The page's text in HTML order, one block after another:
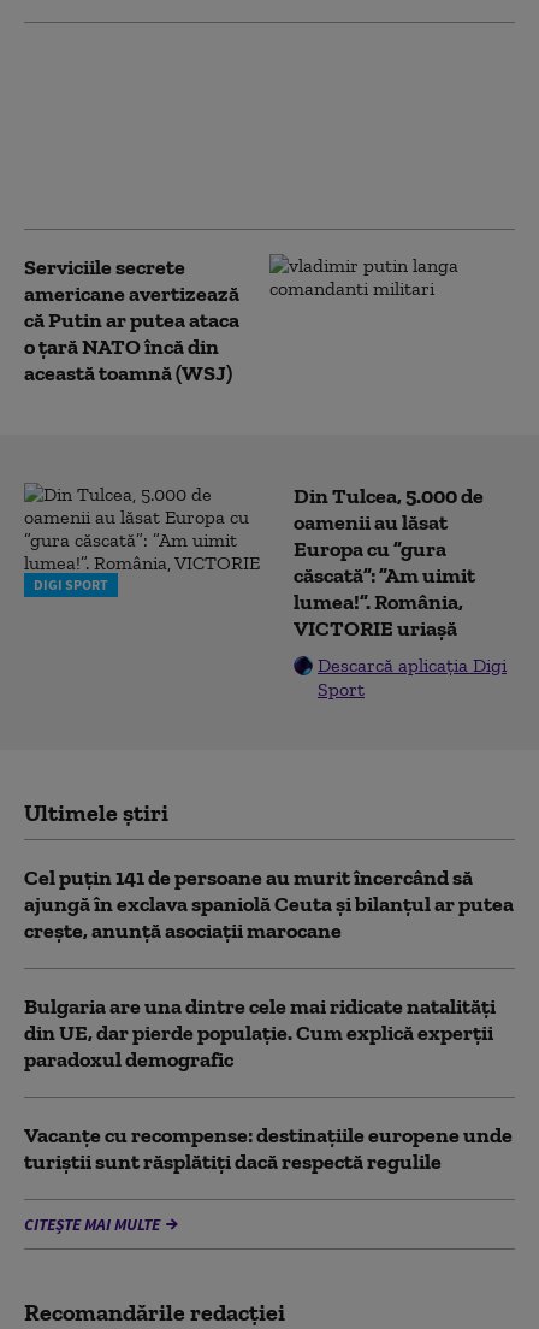
Serviciile secrete
americane avertizează
că Putin ar putea ataca
o țară NATO încă din
această toamnă (WSJ)
DIGI SPORT
Din Tulcea, 5.000 de
oamenii au lăsat
Europa cu ”gura
căscată”: ”Am uimit
lumea!”. România,
VICTORIE uriașă
Descarcă aplicația Digi
Sport
Ultimele știri
Cel puţin 141 de persoane au murit încercând să
ajungă în exclava spaniolă Ceuta şi bilanţul ar putea
creşte, anunță asociații marocane
Bulgaria are una dintre cele mai ridicate natalități
din UE, dar pierde populație. Cum explică experții
paradoxul demografic
Vacanțe cu recompense: destinațiile europene unde
turiștii sunt răsplătiți dacă respectă regulile
CITEȘTE MAI MULTE
Recomandările redacţiei